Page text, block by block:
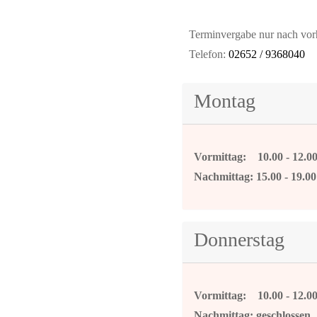
Terminvergabe nur nach
Telefon: 02652 / 9368040
Montag
Vormittag: 10.00 -
Nachmittag: 15.00 -
Donnerstag
Vormittag: 10.00 -